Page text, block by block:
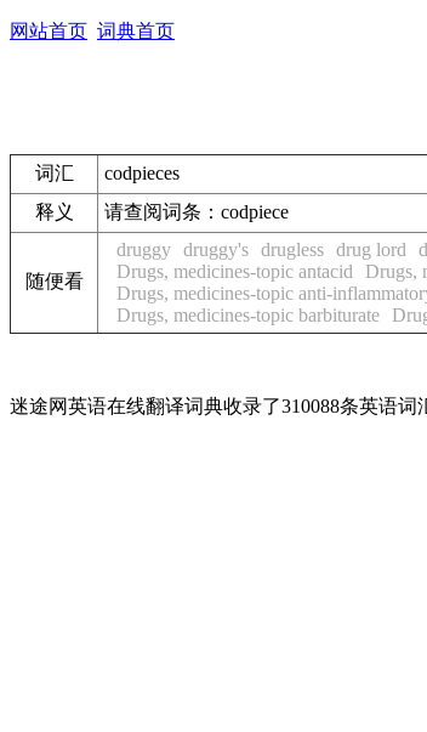
网站首页 词典首页
词汇
codpieces
释义
请查阅词条： codpiece
随便看
druggy druggy's drugless drug lord
Drugs, medicines-topic antacid
Drugs,
Drugs, medicines-topic anti-
Drugs, medicines-topic barbiturate
迷途网英语在线翻译词典收录了310088条英语